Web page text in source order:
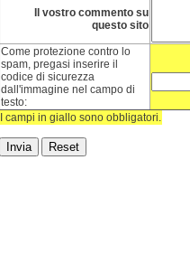
Il vostro commento su
questo sito
Come protezione contro lo
spam, pregasi inserire il
codice di sicurezza
dall'immagine nel campo di
testo:
I campi in giallo sono obbligatori.